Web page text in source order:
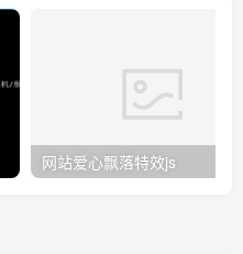
网站爱心飘落特效js